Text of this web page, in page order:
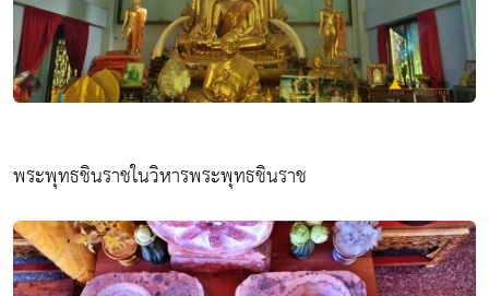
พระพุทธชินราชในวิหารพระพุทธชินราช